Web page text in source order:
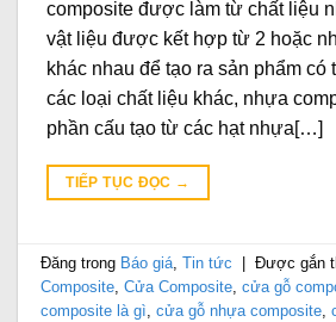
composite được làm từ chất liệu
vật liệu được kết hợp từ 2 hoặc
khác nhau để tạo ra sản phẩm có
các loại chất liệu khác, nhựa
phần cấu tạo từ các hạt nhựa[…]
TIẾP TỤC ĐỌC →
Đăng trong Báo giá,Tin tức Được gắn
Composite,Cửa Composite,cửa gỗ
composite là gì,cửa gỗ nhựa composite,